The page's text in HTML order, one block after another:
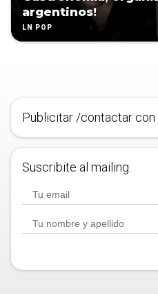
argentinos!
LN POP
Publicitar /contactar con
Suscribite al mailing.